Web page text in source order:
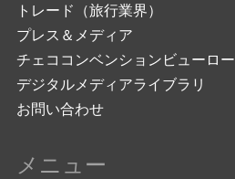
トレード（旅行業界）
プレス＆メディア
チェココンベンションビューロー
デジタルメディアライブラリ
お問い合わせ
メニュー